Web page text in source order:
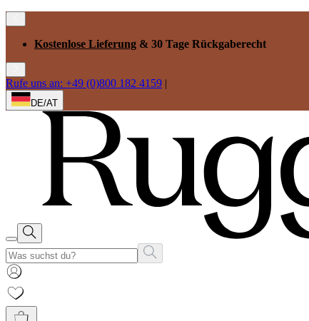
Kostenlose Lieferung & 30 Tage Rückgaberecht
Rufe uns an: +49 (0)800 182 4159 |
DE/AT